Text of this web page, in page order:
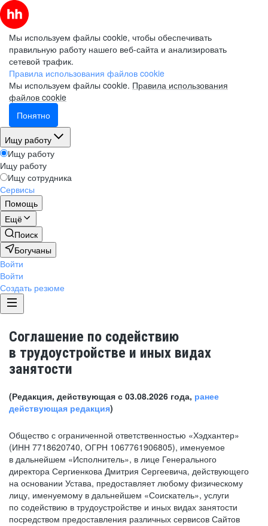
Мы используем файлы cookie, чтобы обеспечивать
правильную работу нашего веб-сайта и анализировать
сетевой трафик.
Правила использования файлов cookie
Мы используем файлы cookie. Правила использования
файлов cookie
Понятно
Ищу работу
Ищу работу
Ищу работу
Ищу сотрудника
Сервисы
Помощь
Ещё
Поиск
Богучаны
Войти
Войти
Создать резюме
Соглашение по содействию
в трудоустройстве и иных видах
занятости
(Редакция, действующая с 03.08.2026 года, ранее
действующая редакция)
Общество с ограниченной ответственностью «Хэдхантер»
(ИНН 7718620740, ОГРН 1067761906805), именуемое
в дальнейшем «Исполнитель», в лице Генерального
директора Сергиенкова Дмитрия Сергеевича, действующего
на основании Устава, предоставляет любому физическому
лицу, именуемому в дальнейшем «Соискатель», услуги
по содействию в трудоустройстве и иных видах занятости
посредством предоставления различных сервисов Сайтов